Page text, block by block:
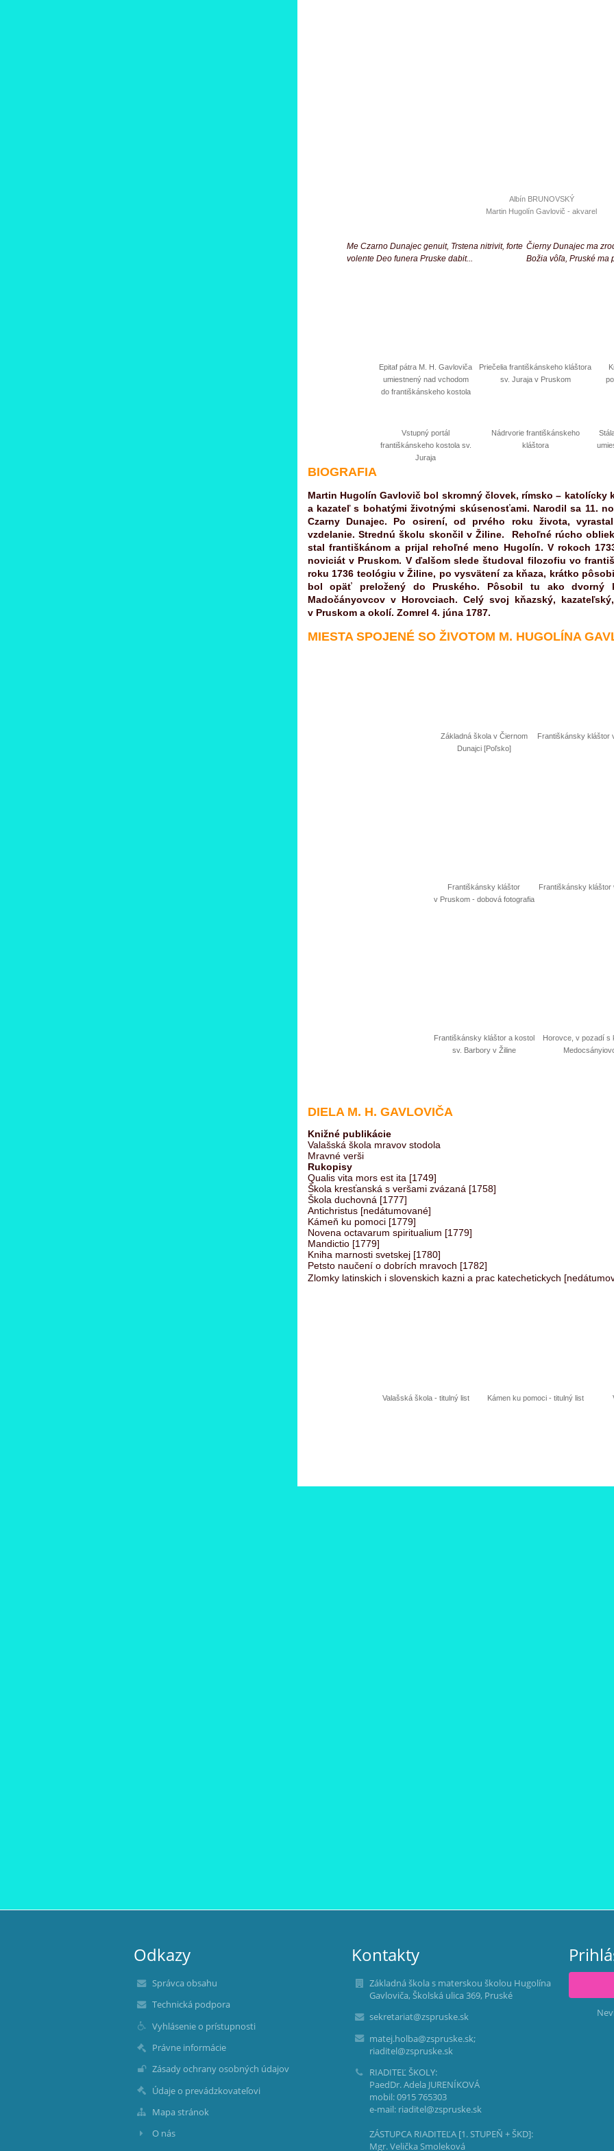
Albín BRUNOVSKÝ
Martin Hugolín Gavlovič - akvarel
Me Czarno Dunajec genuit, Trstena nitrivit, forte
volente Deo funera Pruske dabit...
Čierny Dunajec ma
Božia vôľa, Pruské ma
Epitaf pátra M. H. Gavloviča
umiestnený nad vchodom
do františkánskeho kostola
Priečelia františkánskeho kláštora
sv. Juraja v Pruskom
Vstupný portál
františkánskeho kostola sv.
Juraja
Nádrvorie františkánskeho
kláštora
BIOGRAFIA
Martin Hugolín Gavlovič bol skromný človek, rímsko – katolícky
a kazateľ s bohatými životnými skúsenosťami. Narodil sa 11.
Czarny Dunajec. Po osirení, od prvého roku života,
vzdelanie. Strednú školu skončil v Žiline. Rehoľné rúcho
stal františkánom a prijal rehoľné meno Hugolín. V rokoch
noviciát v Pruskom. V ďalšom slede študoval filozofiu vo
roku 1736 teológiu v Žiline, po vysvätení za kňaza, krátko
bol opäť preložený do Pruského. Pôsobil tu ako dvorný
Madočányovcov v Horovciach. Celý svoj kňazský,
v Pruskom a okolí. Zomrel 4. júna 1787.
MIESTA SPOJENÉ SO ŽIVOTOM M. HUGOLÍNA
Základná škola v Čiernom
Dunajci [Poľsko]
Františkánsky kláštor
Františkánsky kláštor
v Pruskom - dobová fotografia
Františkánsky kláštor
Františkánsky kláštor a kostol
sv. Barbory v Žiline
Horovce, v pozadí s
DIELA M. H. GAVLOVIČA
Knižné publikácie
Valašská škola mravov stodola
Mravné verši
Rukopisy
Qualis vita mors est ita [1749]
Škola kresťanská s veršami zvázaná [1758]
Škola duchovná [1777]
Antichristus [nedátumované]
Kámeň ku pomoci [1779]
Novena octavarum spiritualium [1779]
Mandictio [1779]
Kniha marnosti svetskej [1780]
Petsto naučení o dobrích mravoch [1782]
Zlomky latinskich i slovenskich kazni a prac katechetickych
Valašská škola - titulný list Kámen ku pomoci - titulný list
Odkazy
Správca obsahu
Technická podpora
Vyhlásenie o prístupnosti
Právne informácie
Zásady ochrany osobných údajov
Údaje o prevádzkovateľovi
Mapa stránok
O nás
Kontakty
Základná škola s materskou školou Hugolína
Gavloviča, Školská ulica 369, Pruské
sekretariat@zspruske.sk
matej.holba@zspruske.sk;
riaditel@zspruske.sk
RIADITEĽ ŠKOLY:
PaedDr. Adela JURENÍKOVÁ
mobil: 0915 765303
e-mail: riaditel@zspruske.sk
ZÁSTUPCA RIADITEĽA [1. STUPEŇ + ŠKD]:
Mgr. Velička Smoleková